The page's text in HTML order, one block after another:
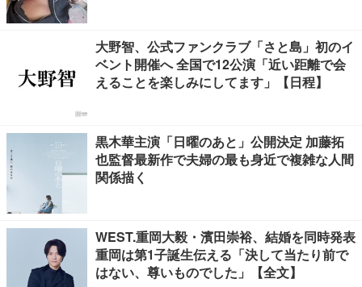
大野智、公式ファンクラブ「さと島」初のイ
ベント開催へ 全国で12公演「近い距離で会
えることを楽しみにしてます」【日程】
黒木華主演「日曜のあと」公開決定 加藤拓
也監督最新作で夫婦の最も身近で複雑な人間
関係描く
WEST.重岡大毅・濱田崇裕、結婚を同時発表
重岡は第1子誕生伝える「決して当たり前で
はない、尊いものでした」【全文】